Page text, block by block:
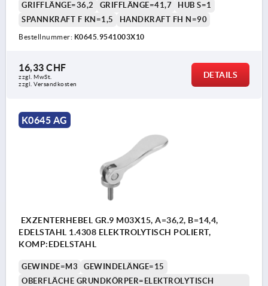
GRIFFLÄNGE=36,2
GRIFFLÄNGE=41,7
HUB S=1
SPANNKRAFT F KN=1,5
HANDKRAFT FH N=90
Bestellnummer: K0645.9541003X10
16,33 CHF
zzgl. MwSt.
zzgl. Versandkosten
DETAILS
K0645 AG
EXZENTERHEBEL GR.9 M03X15, A=36,2, B=14,4,
EDELSTAHL 1.4308 ELEKTROLYTISCH POLIERT,
KOMP:EDELSTAHL
GEWINDE=M3
GEWINDELÄNGE=15
OBERFLÄCHE GRUNDKÖRPER=ELEKTROLYTISCH